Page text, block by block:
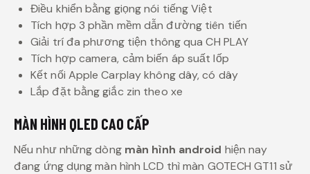
Điều khiển bằng giọng nói tiếng Việt
Tích hợp 3 phần mềm dẫn đường tiên tiến
Giải trí đa phương tiện thông qua CH PLAY
Tích hợp camera, cảm biến áp suất lốp
Kết nối Apple Carplay không dây, có dây
Lắp đặt bằng giắc zin theo xe
MÀN HÌNH QLED CAO CẤP
Nếu như những dòng màn hình android hiện nay
đang ứng dụng màn hình LCD thì màn GOTECH GT11 sử